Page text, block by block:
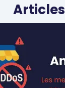
Articles